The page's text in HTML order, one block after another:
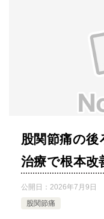
股関節痛の後
治療で根本改
公開日： 2026年7月9日
股関節痛